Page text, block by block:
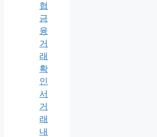
협
금
융
거
래
확
인
서
거
래
내